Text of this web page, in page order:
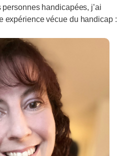
handicapées, j’ai
expérience vécue du handicap :